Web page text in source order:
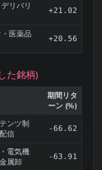
リバリ +21.02
医薬品 +20.56
た銘柄)
期間リタ
ーン (%)
ンツ制
信
-66.62
電気機
属卸
-63.91